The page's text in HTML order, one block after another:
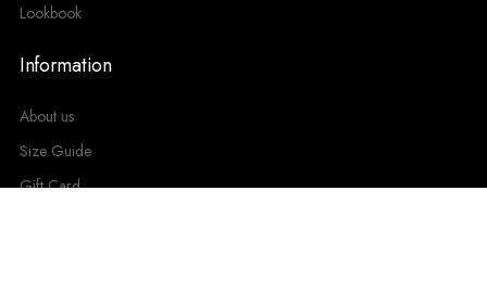
Lookbook
Information
About us
Size Guide
Gift Card